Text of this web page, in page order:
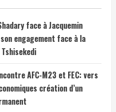
face à Jacquemin
engagement face à la
AFC-M23 et FEC: vers
création d’un